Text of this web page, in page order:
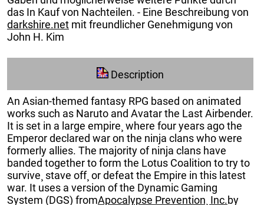
das In Kauf von Nachteilen. - Eine Beschreibung von
darkshire.net mit freundlicher Genehmigung von
John H. Kim
Description
An Asian-themed fantasy RPG based on animated
works such as Naruto and Avatar the Last Airbender.
It is set in a large empire¸ where four years ago the
Emperor declared war on the ninja clans who were
formerly allies. The majority of ninja clans have
banded together to form the Lotus Coalition to try to
survive¸ stave off¸ or defeat the Empire in this latest
war. It uses a version of the Dynamic Gaming
System (DGS) fromApocalypse Prevention¸ Inc.by